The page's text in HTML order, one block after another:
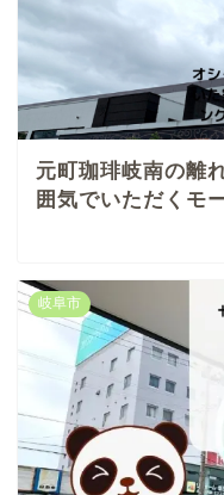
元町珈琲岐南の離
囲気でいただくモ
岐阜市